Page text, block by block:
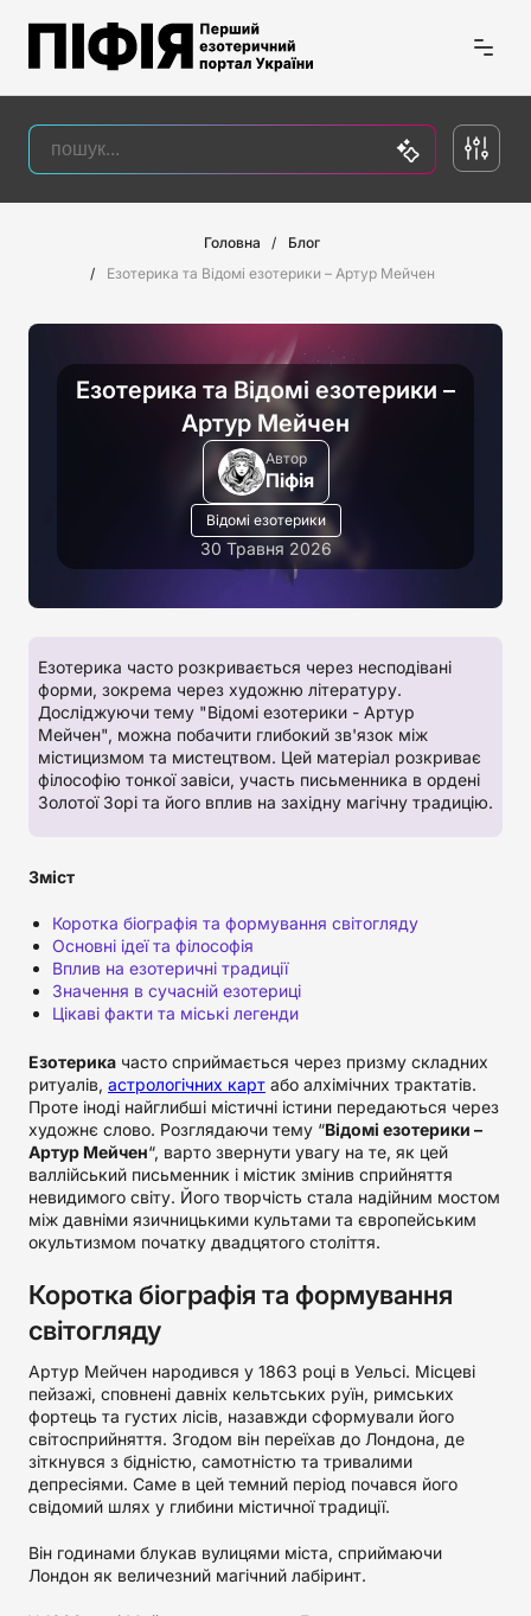
Головна
Блог
Езотерика та Відомі езотерики – Артур Мейчен
Езотерика та Відомі езотерики –
Артур Мейчен
Автор
Піфія
Відомі езотерики
30 Травня 2026
Езотерика часто розкривається через несподівані
форми, зокрема через художню літературу.
Досліджуючи тему "Відомі езотерики - Артур
Мейчен", можна побачити глибокий зв'язок між
містицизмом та мистецтвом. Цей матеріал розкриває
філософію тонкої завіси, участь письменника в ордені
Золотої Зорі та його вплив на західну магічну традицію.
Зміст
Коротка біографія та формування світогляду
Основні ідеї та філософія
Вплив на езотеричні традиції
Значення в сучасній езотериці
Цікаві факти та міські легенди
Езотерика часто сприймається через призму складних
ритуалів, астрологічних карт або алхімічних трактатів.
Проте іноді найглибші містичні істини передаються через
художнє слово. Розглядаючи тему “Відомі езотерики –
Артур Мейчен“, варто звернути увагу на те, як цей
валлійський письменник і містик змінив сприйняття
невидимого світу. Його творчість стала надійним мостом
між давніми язичницькими культами та європейським
окультизмом початку двадцятого століття.
Коротка біографія та формування
світогляду
Артур Мейчен народився у 1863 році в Уельсі. Місцеві
пейзажі, сповнені давніх кельтських руїн, римських
фортець та густих лісів, назавжди сформували його
світосприйняття. Згодом він переїхав до Лондона, де
зіткнувся з бідністю, самотністю та тривалими
депресіями. Саме в цей темний період почався його
свідомий шлях у глибини містичної традиції.
Він годинами блукав вулицями міста, сприймаючи
Лондон як величезний магічний лабіринт.